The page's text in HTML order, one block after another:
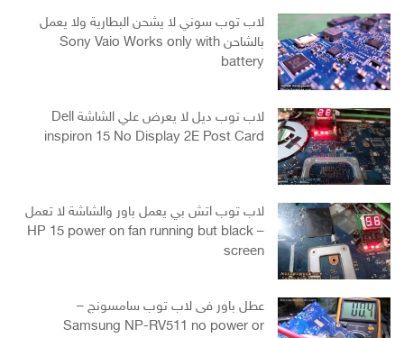
لاب توب سوني لا يشحن البطارية ولا يعمل
بالشاحن Sony Vaio Works only with
battery
لاب توب ديل لا يعرض علي الشاشة Dell
inspiron 15 No Display 2E Post Card
لاب توب اتش بي يعمل باور والشاشة لا تعمل
– HP 15 power on fan running but black
screen
عطل باور فى لاب توب سامسونج –
Samsung NP-RV511 no power or